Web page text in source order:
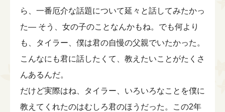
ら、一番厄介な話題について延々と話してみたかっ
た― そう、女の子のことなんかもね。でも何より
も、タイラー、僕は君の自慢の父親でいたかった。
こんなにも君に話したくて、教えたいことがたくさ
んあるんだ。
だけど実際はね、タイラー、いろいろなことを僕に
教えてくれたのはむしろ君のほうだった。この2年